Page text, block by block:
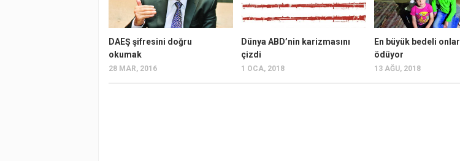
DAEŞ şifresini doğru
okumak
28 MAR, 2016
Dünya ABD’nin karizmasını
çizdi
1 OCA, 2018
En büyük bedeli onlar
ödüyor
13 AĞU, 2018